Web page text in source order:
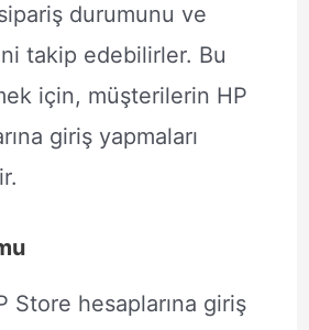
durumunu ve
takip edebilirler. Bu
için, müşterilerin HP
giriş yapmaları
Store hesaplarına giriş